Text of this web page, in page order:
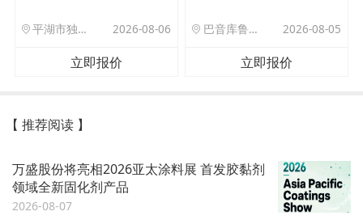
平湖市独山港镇集港路 589 号 2026-08-06
立即报价
巴音库鲁提镇,托帕口岸六号库房 2026-08-05
立即报价
【 推荐阅读 】
万盛股份将亮相2026亚太涂料展 首发胶黏剂
领域全新固化剂产品
2026-08-07